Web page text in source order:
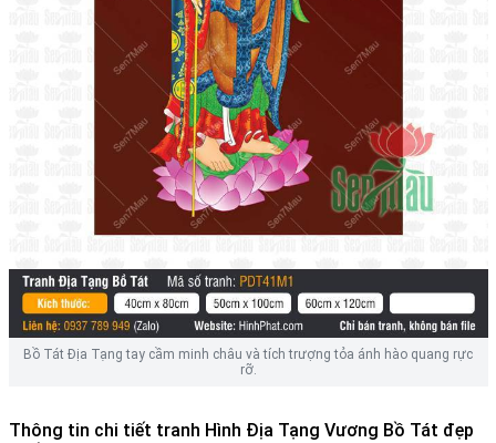
Bồ Tát Địa Tạng tay cầm minh châu và tích trượng tỏa ánh hào quang rực
rỡ.
Thông tin chi tiết tranh Hình Địa Tạng Vương Bồ Tát đẹp